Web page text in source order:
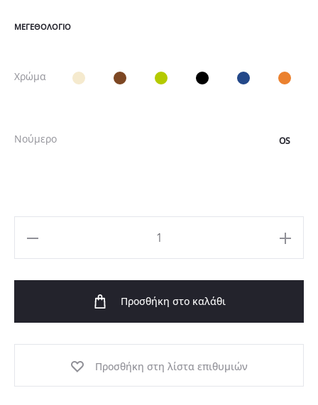
ΜΕΓΕΘΟΛΌΓΙΟ
Χρώμα
Νούμερο OS
ποσότητα
Προσθήκη στο καλάθι
Προσθήκη στη λίστα επιθυμιών